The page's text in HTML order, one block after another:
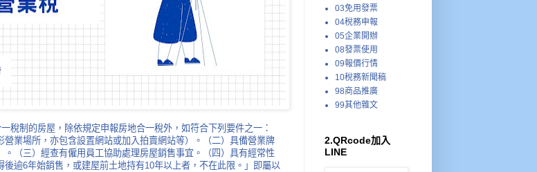
稅制的房屋，除依規定申報房地合一稅外，如符合下列要件之一：
營業場所，亦包含設置網站或加入拍賣網站等）。（二）具備營業牌
（三）經查有僱用員工協助處理房屋銷售事宜。（四）具有經常性
後逾6年始銷售，或建屋前土地持有10年以上者，不在此限。」即屬以
03免用發票
04稅務申報
05企業開辦
08發票使用
09報價行情
10稅務新聞稿
98商品推廣
99其他雜文
2.QRcode加入
LINE